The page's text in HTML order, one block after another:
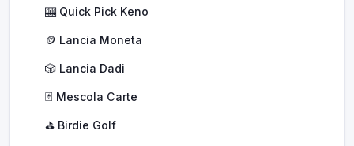
🎰 Quick Pick Keno
🪙 Lancia Moneta
🎲 Lancia Dadi
🃏 Mescola Carte
⛳ Birdie Golf